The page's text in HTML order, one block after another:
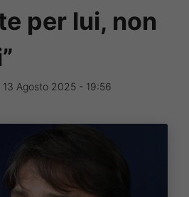
per lui, non
13 Agosto 2025 - 19:56